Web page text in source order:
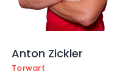
Anton Zickler
Torwart